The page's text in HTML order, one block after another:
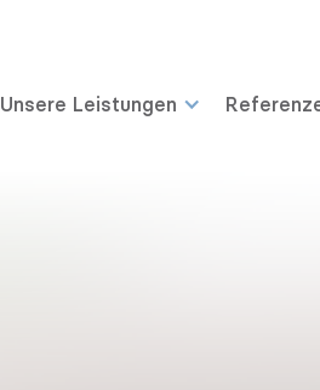
Unsere Leistungen